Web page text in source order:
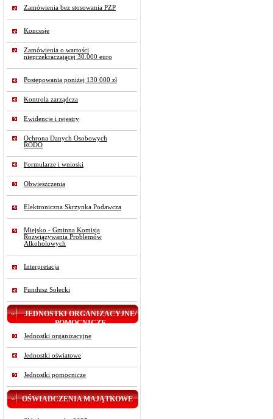
Zamówienia bez stosowania PZP
Koncesje
Zamówienia o wartości
nieprzekraczającej 30.000 euro
Postępowania poniżej 130 000 zł
Kontrola zarządcza
Ewidencje i rejestry
Ochrona Danych Osobowych
RODO
Formularze i wnioski
Obwieszczenia
Elektroniczna Skrzynka Podawcza
Miejsko - Gminna Komisja
Rozwiązywania Problemów
Alkoholowych
Interpretacja
Fundusz Sołecki
JEDNOSTKI ORGANIZACYJNE/
POMOCNICZE
Jednostki organizacyjne
Jednostki oświatowe
Jednostki pomocnicze
OŚWIADCZENIA MAJĄTKOWE